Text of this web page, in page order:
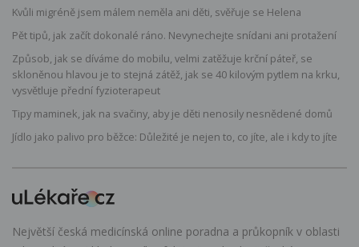
Kvůli migréně jsem málem neměla ani děti, svěřuje se Helena
Pět tipů, jak začít dokonalé ráno. Nevynechejte snídani ani protažení
Způsob, jak se díváme do mobilu, velmi zatěžuje krční páteř, se
skloněnou hlavou je to stejná zátěž, jak se 40 kilovým pytlem na krku,
vysvětluje přední fyzioterapeut
Tipy maminek, jak na svačiny, aby je děti nenosily nesnědené domů
Jídlo jako palivo pro běžce: Důležité je nejen to, co jíte, ale i kdy to jíte
Největší česká medicínská online poradna a průkopník v oblasti